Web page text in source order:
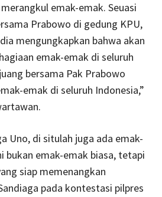
emak-emak. Seuasi
Prabowo di gedung KPU,
mengungkapkan bahwa akan
emak-emak di seluruh
bersama Pak Prabowo
emak di seluruh Indonesia,”
Uno, di situlah juga ada emak-
bukan emak-emak biasa, tetapi
siap memenangkan
pada kontestasi pilpres